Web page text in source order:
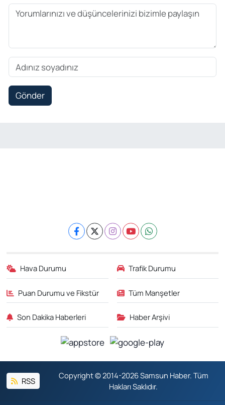
Gönder
Hava Durumu Trafik Durumu
Puan Durumu ve Fikstür Tüm Manşetler
Son Dakika Haberleri Haber Arşivi
RSS
Copyright © 2014-2026 Samsun Haber. Tüm
Hakları Saklıdır.